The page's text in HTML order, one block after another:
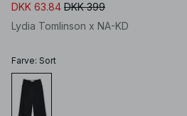
DKK 63.84 DKK 399
Lydia Tomlinson x NA-KD
Farve: Sort